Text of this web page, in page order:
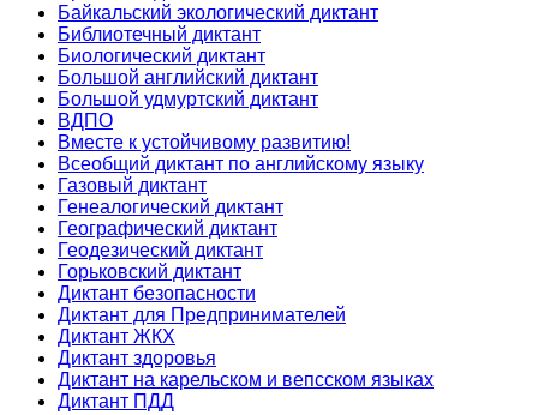
Байкальский экологический диктант
Библиотечный диктант
Биологический диктант
Большой английский диктант
Большой удмуртский диктант
ВДПО
Вместе к устойчивому развитию!
Всеобщий диктант по английскому языку
Газовый диктант
Генеалогический диктант
Географический диктант
Геодезический диктант
Горьковский диктант
Диктант безопасности
Диктант для Предпринимателей
Диктант ЖКХ
Диктант здоровья
Диктант на карельском и вепсском языках
Диктант ПДД